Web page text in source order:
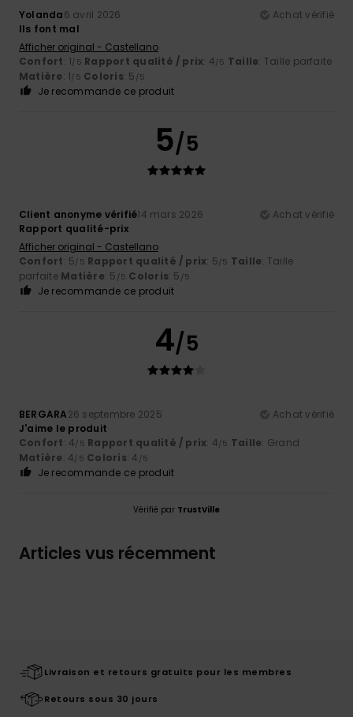
Yolanda6 avril 2026
Achat vérifié
Ils font mal
Afficher original - Castellano
Confort: 1/5 Rapport qualité / prix: 4/5 Taille: Taille parfaite
Matière: 1/5 Coloris: 5 /5
Je recommande ce produit
5/5
Client anonyme vérifié14 mars 2026
Achat vérifié
Rapport qualité-prix
Afficher original - Castellano
Confort: 5/5 Rapport qualité / prix: 5/5 Taille: Taille
parfaite Matière: 5 /5 Coloris: 5 /5
Je recommande ce produit
4/5
BERGARA26 septembre 2025
Achat vérifié
J'aime le produit
Confort: 4/5 Rapport qualité / prix: 4/5 Taille: Grand
Matière: 4/5 Coloris: 4 /5
Je recommande ce produit
Vérifié par TrustVille
Articles vus récemment
Livraison et retours gratuits pour les membres
Retours sous 30 jours